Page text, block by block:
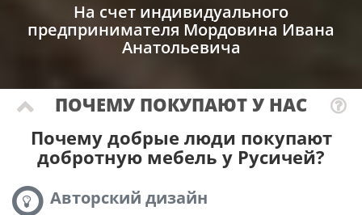
На счет индивидуального
предпринимателя Мордовина Ивана
Анатольевича
ПОЧЕМУ ПОКУПАЮТ У НАС
Почему добрые люди покупают
добротную мебель у Русичей?
Авторский дизайн